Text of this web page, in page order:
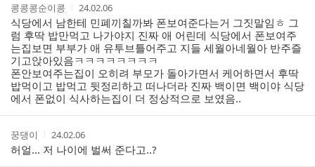
작
성
자
콩콩콩순이콩
작
성
시
간
24.02.06
식당에서 남한테 민폐끼칠까봐 폰보여준다는거 그짓말임ㅎ 그
럼 후딱 밥만먹고 나가야지 진짜 애 어린데 식당에서 폰보여주
는집보면 부부가 애 유투브틀어주고 지들 세월아네월아 반주즐
기고앉아있음ㅋㅋㅋㅋㅋㅋㅋㅋ
폰안보여주는집이 오히려 부모가 돌아가면서 케어하면서 후딱
밥먹이고 밥먹고 뒷정리하고 떠나더라 진짜 백이면 백이야 식당
에서 폰없이 식사하는집이 더 정상적으로 보였음..
작
성
자
꿍댕이
작
성
시
24.02.06
허얼... 저 나이에 벌써 준다고..?